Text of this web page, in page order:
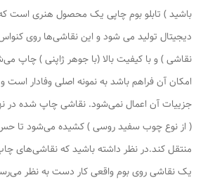
باشید ) تابلو بوم چاپی یک محصول هنری است
دیجیتال تولید می شود و این نقاشی‌ها روی
نقاشی ) و با کیفیت بالا (با جوهر ژاپنی ) چاپ
امکان آن فراهم باشد به نمونه اصلی وفادار است
جزییات آن اعمال نمی‌شود. نقاشی چاپ شده در
( از نوع چوب سفید روسی ) کشیده می‌شود تا حس
منتقل کند.در نظر داشته باشید که نقاشی‌های
یک نقاشی روی بوم واقعی کار دست به نظر